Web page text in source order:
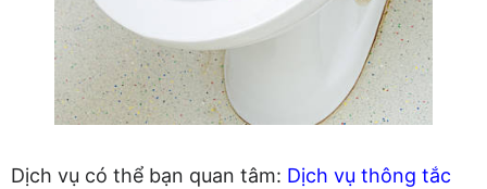
Dịch vụ có thể bạn quan tâm: Dịch vụ thông tắc